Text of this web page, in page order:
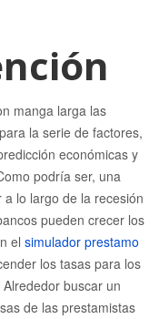
manga larga las
la serie de factores,
económicas y
podrí­a ser, una
lo largo de la recesión
pueden crecer los
el simulador prestamo
los tasas para los
buscar un
de las prestamistas